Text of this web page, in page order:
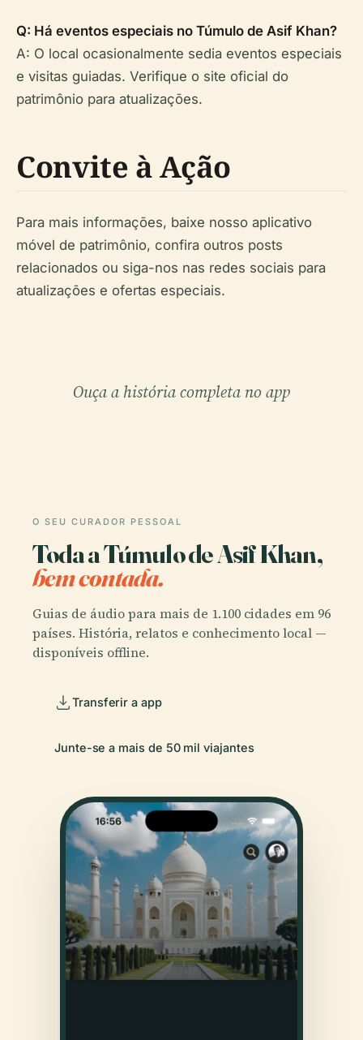
Q: Há eventos especiais no Túmulo de Asif Khan?
A: O local ocasionalmente sedia eventos especiais
e visitas guiadas. Verifique o site oficial do
patrimônio para atualizações.
Convite à Ação
Para mais informações, baixe nosso aplicativo
móvel de patrimônio, confira outros posts
relacionados ou siga-nos nas redes sociais para
atualizações e ofertas especiais.
Ouça a história completa no app
O SEU CURADOR PESSOAL
Toda a Túmulo de Asif Khan,
bem contada.
Guias de áudio para mais de 1.100 cidades em 96
países. História, relatos e conhecimento local —
disponíveis offline.
Transferir a app
Junte-se a mais de 50 mil viajantes